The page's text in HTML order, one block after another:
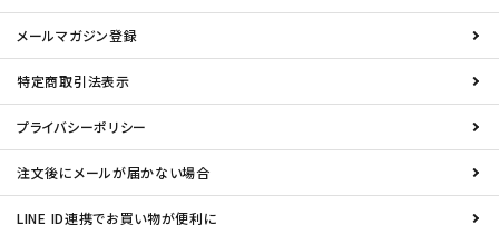
メールマガジン登録
特定商取引法表示
プライバシーポリシー
注文後にメールが届かない場合
LINE ID連携でお買い物が便利に